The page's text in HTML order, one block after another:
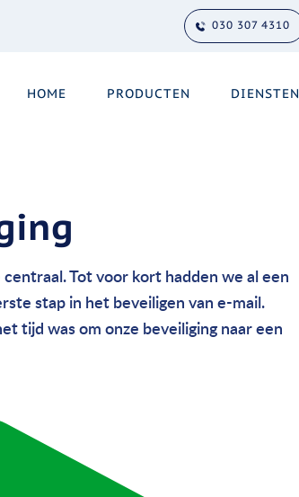
030 307 4310
HOME PRODUCTEN DIENSTEN
Tot voor kort hadden we al een
stap in het beveiligen van e-mail.
tijd was om onze beveiliging naar een